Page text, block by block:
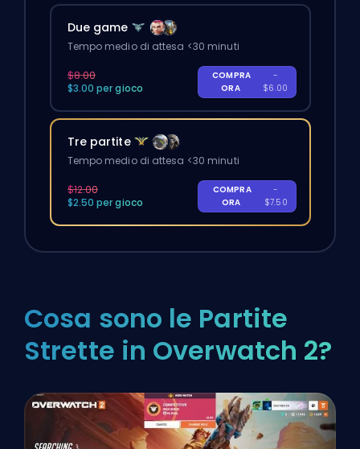
Due game
Tempo medio di attesa <30 minuti
$8.00
$3.00 per gioco
COMPRA
ORA
-
$6.00
Tre partite
Tempo medio di attesa <30 minuti
$12.00
$2.50 per gioco
COMPRA
ORA
-
$7.50
Cosa sono le Partite
Strette in Overwatch 2?